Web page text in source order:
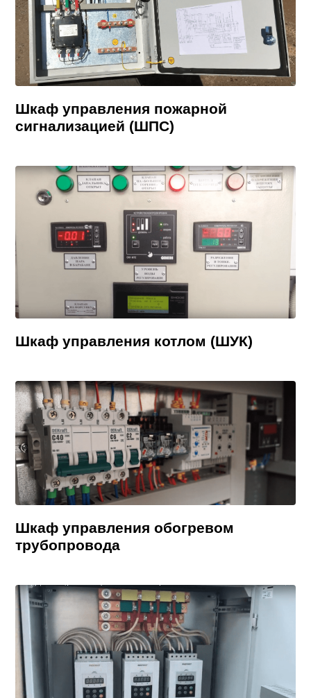
Шкаф управления пожарной
сигнализацией (ШПС)
Шкаф управления котлом (ШУК)
Шкаф управления обогревом
трубопровода